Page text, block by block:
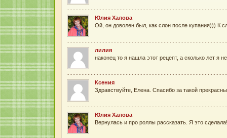
Юлия Халова
Ой, он доволен был, как слон после купания))) К
лилия
наконец то я нашла этот рецепт, а сколько лет я
Ксения
Здравствуйте, Елена. Спасибо за такой
Юлия Халова
Вернулась и про роллы рассказать. Я это